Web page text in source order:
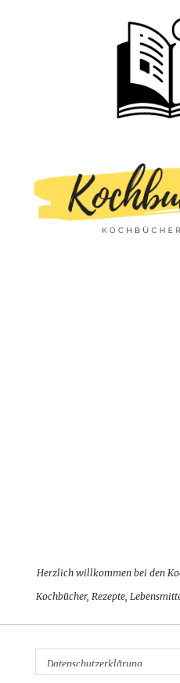
Herzlich willkommen bei den
Kochbücher, Rezepte,